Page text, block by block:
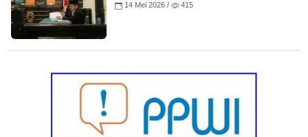
14 Mei 2026 / 415